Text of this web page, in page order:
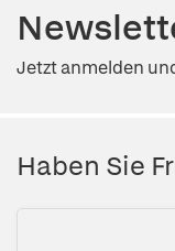
Jetzt anmelden
Haben Sie